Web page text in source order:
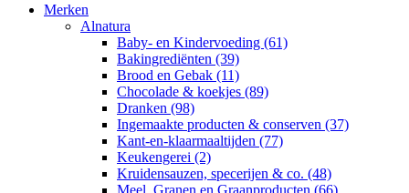
Merken
Alnatura
Baby- en Kindervoeding (61)
Bakingrediënten (39)
Brood en Gebak (11)
Chocolade & koekjes (89)
Dranken (98)
Ingemaakte producten & conserven (37)
Kant-en-klaarmaaltijden (77)
Keukengerei (2)
Kruidensauzen, specerijen & co. (48)
Meel, Granen en Graanproducten (66)